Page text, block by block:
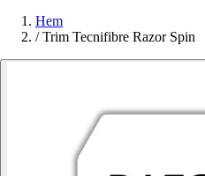
Hem
/ Trim Tecnifibre Razor Spin